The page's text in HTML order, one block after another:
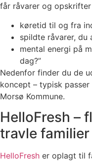
får råvarer og
køretid til og fra
spildte råvarer, du
mental energi på
dag?”
Nedenfor finder du de
koncept – typisk
Morsø Kommune.
HelloFresh –
travle
HelloFresh er oplagt til